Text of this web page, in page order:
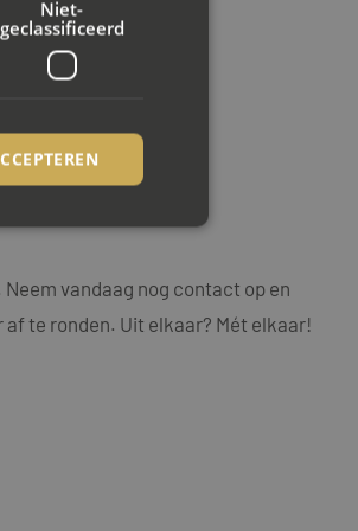
vandaag nog contact op en
te ronden. Uit elkaar? Mét elkaar!
Niet-
geclassificeerd
en